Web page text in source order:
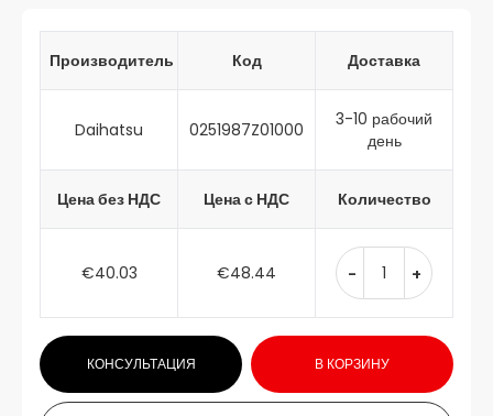
Производитель Код Доставка
Daihatsu 0251987Z01000
3-10 рабочий
день
Цена без НДС Цена с НДС Количество
€40.03 €48.44 - +
КОНСУЛЬТАЦИЯ В КОРЗИНУ